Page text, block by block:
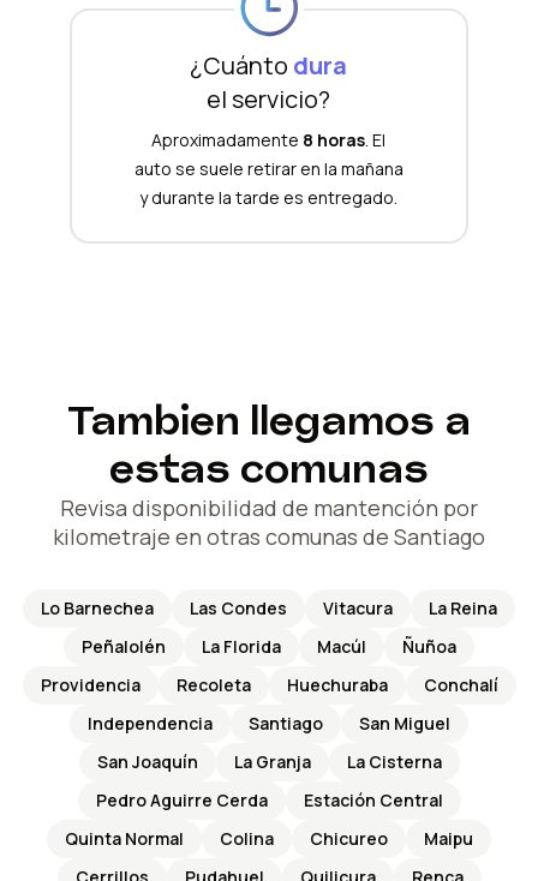
¿Cuánto dura
el servicio?
Aproximadamente 8 horas . El
auto se suele retirar en la mañana
y durante la tarde es entregado.
Tambien llegamos a
estas comunas
Revisa disponibilidad de mantención por
kilometraje en otras comunas de Santiago
Lo Barnechea Las Condes Vitacura
La Reina
Peñalolén
La Florida Macúl
Ñuñoa
Providencia
Recoleta Huechuraba
Conchalí
Independencia
Santiago
San Miguel
San Joaquín
La Granja
La Cisterna
Pedro Aguirre Cerda
Estación Central
Quinta Normal
Colina Chicureo
Maipu